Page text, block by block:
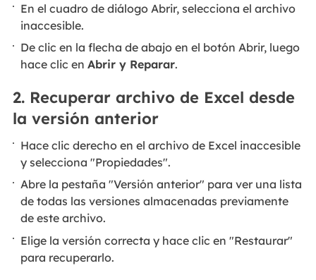
En el cuadro de diálogo Abrir, selecciona el archivo
inaccesible.
De clic en la flecha de abajo en el botón Abrir, luego
hace clic enAbrir y Reparar.
2. Recuperar archivo de Excel desde
la versión anterior
Hace clic derecho en el archivo de Excel inaccesible
y selecciona "Propiedades".
Abre la pestaña "Versión anterior" para ver una lista
de todas las versiones almacenadas previamente
de este archivo.
Elige la versión correcta y hace clic en "Restaurar"
para recuperarlo.